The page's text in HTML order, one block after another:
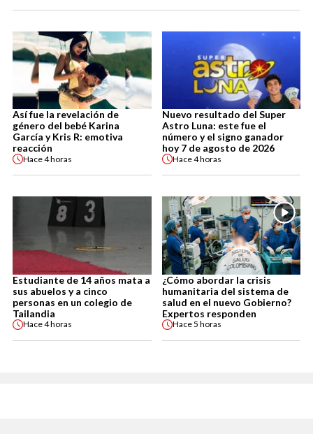
Así fue la revelación de
género del bebé Karina
García y Kris R: emotiva
reacción
Hace4 horas
Nuevo resultado del Super
Astro Luna: este fue el
número y el signo ganador
hoy 7 de agosto de 2026
Hace4 horas
Estudiante de 14 años mata a
sus abuelos y a cinco
personas en un colegio de
Tailandia
Hace4 horas
¿Cómo abordar la crisis
humanitaria del sistema de
salud en el nuevo Gobierno?
Expertos responden
Hace5 horas